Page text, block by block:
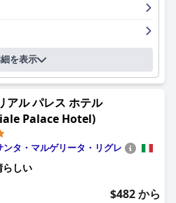
を経験するゲストもいるなど、賛否
は広く賞賛されています。温水プ
アイスケーブ、リラクゼーション
素晴らしいマッサージは、穏やか
ます。
心部に位置しているため、駐車サ
かわらず高く評価されています。
車場アシスタンスサービスの容易
す。
ドバックは、一般的に快適さと清
す。マットレスと枕が硬すぎると
全体的な肯定的な寝具の体験を覆
た。
を表示
アル パレス ホテル
Palace Hotel)
ンタ・マルゲリータ・リグレ
らしい
$482 から